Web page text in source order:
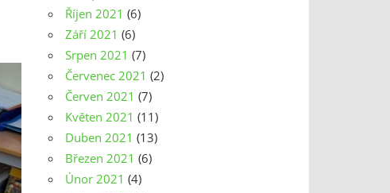
Říjen 2021 (6)
Září 2021 (6)
Srpen 2021 (7)
Červenec 2021 (2)
Červen 2021 (7)
Květen 2021 (11)
Duben 2021 (13)
Březen 2021 (6)
Únor 2021 (4)